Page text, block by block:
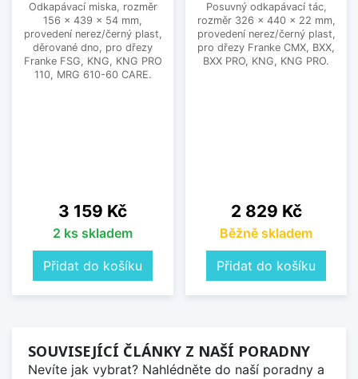
Odkapávací miska, rozměr
156 x 439 x 54 mm,
provedení nerez/černý plast,
děrované dno, pro dřezy
Franke FSG, KNG, KNG PRO
110, MRG 610-60 CARE.
Cena
3 159 Kč
2 ks skladem
Přidat do košíku
Posuvný odkapávací tác,
rozměr 326 x 440 x 22 mm,
provedení nerez/černý plast,
pro dřezy Franke CMX, BXX,
BXX PRO, KNG, KNG PRO.
Cena
2 829 Kč
Běžně skladem
Přidat do košíku
SOUVISEJÍCÍ ČLÁNKY Z NAŠÍ PORADNY
Nevíte jak vybrat? Nahlédněte do naší poradny a